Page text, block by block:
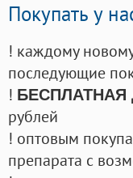
Покупать у
! каждому
последующие
! БЕСПЛАТНАЯ
рублей
! оптовым
препарата с